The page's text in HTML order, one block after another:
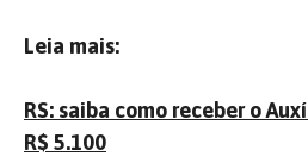
Leia mais:
RS: saiba como receber o
R$ 5.100